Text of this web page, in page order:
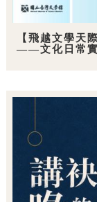
【飛越文學天
——文化日常實